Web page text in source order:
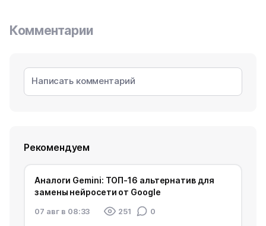
Комментарии
Рекомендуем
Аналоги Gemini: ТОП-16 альтернатив для
замены нейросети от Google
07 авг в 08:33 251 0